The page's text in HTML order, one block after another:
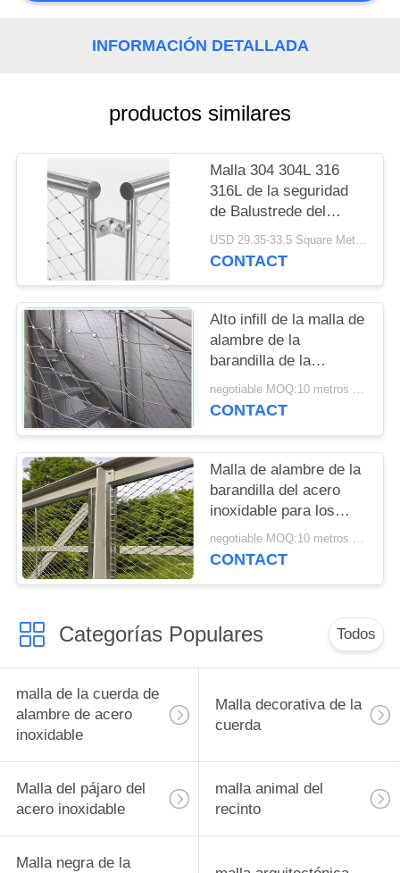
DEL
SITIO
PRIVACY
POLICY
INFORMACIÓN DETALLADA
productos similares
Malla 304 304L 316
316L de la seguridad
de Balustrede del
acero inoxidable para
SGS/CE
USD 29.35-33.5 Square Meters MOQ:10 metros cuadrados
CONTACT
Alto infill de la malla de
alambre de la
barandilla de la
durabilidad para la
protección interior/al
negotiable MOQ:10 metros cuadrados
CONTACT
Malla de alambre de la
barandilla del acero
inoxidable para los
paneles llenos y el uso
de las verjas
negotiable MOQ:10 metros cuadrados
CONTACT
Categorías Populares Todos
malla de la cuerda de
alambre de acero
inoxidable
Malla decorativa de la
cuerda
Malla del pájaro del
acero inoxidable
malla animal del
recinto
Malla negra de la